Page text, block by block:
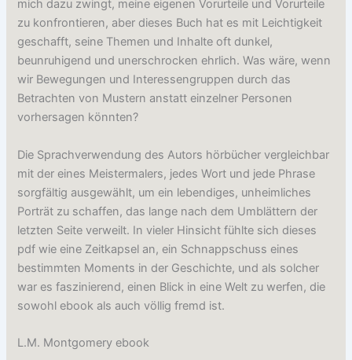
mich dazu zwingt, meine eigenen Vorurteile und Vorurteile
zu konfrontieren, aber dieses Buch hat es mit Leichtigkeit
geschafft, seine Themen und Inhalte oft dunkel,
beunruhigend und unerschrocken ehrlich. Was wäre, wenn
wir Bewegungen und Interessengruppen durch das
Betrachten von Mustern anstatt einzelner Personen
vorhersagen könnten?
Die Sprachverwendung des Autors hörbücher vergleichbar
mit der eines Meistermalers, jedes Wort und jede Phrase
sorgfältig ausgewählt, um ein lebendiges, unheimliches
Porträt zu schaffen, das lange nach dem Umblättern der
letzten Seite verweilt. In vieler Hinsicht fühlte sich dieses
pdf wie eine Zeitkapsel an, ein Schnappschuss eines
bestimmten Moments in der Geschichte, und als solcher
war es faszinierend, einen Blick in eine Welt zu werfen, die
sowohl ebook als auch völlig fremd ist.
L.M. Montgomery ebook